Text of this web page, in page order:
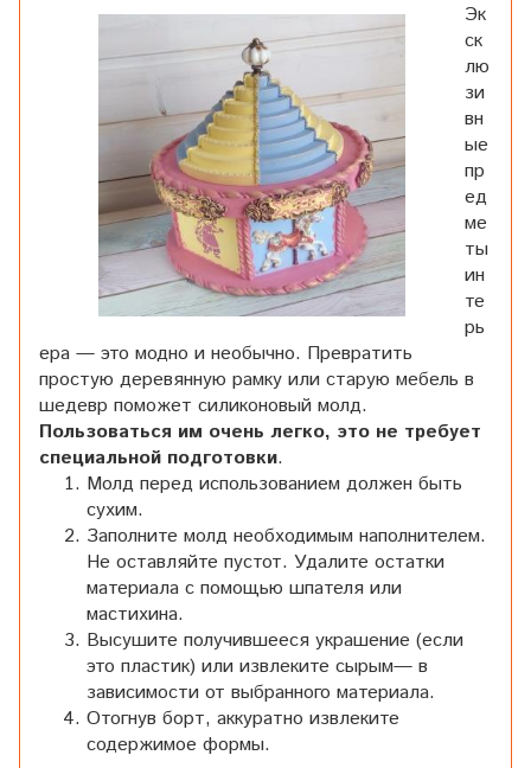
Эк
ск
лю
зи
вн
ые
пр
ед
ме
ты
ин
те
рь
ера — это модно и необычно. Превратить
простую деревянную рамку или старую мебель в
шедевр поможет силиконовый молд.
Пользоваться им очень легко, это не требует
специальной подготовки.
Молд перед использованием должен быть
сухим.
Заполните молд необходимым наполнителем.
Не оставляйте пустот. Удалите остатки
материала с помощью шпателя или
мастихина.
Высушите получившееся украшение (если
это пластик) или извлеките сырым— в
зависимости от выбранного материала.
Отогнув борт, аккуратно извлеките
содержимое формы.